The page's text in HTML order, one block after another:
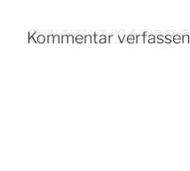
Kommentar verfassen